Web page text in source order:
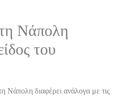
Νάπολη
του
Νάπολη διαφέρει ανάλογα με τις